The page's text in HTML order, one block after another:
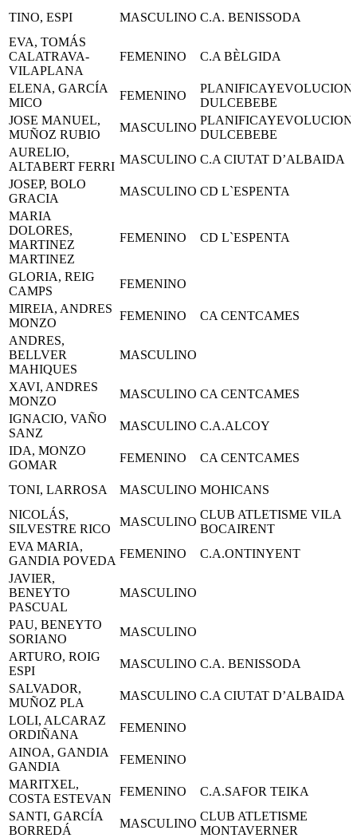
TINO, ESPI MASCULINO C.A. BENISSODA
EVA, TOMÁS
CALATRAVA-
VILAPLANA
FEMENINO C.A BÈLGIDA
ELENA, GARCÍA
MICO
FEMENINO
DULCEBEBE
JOSE MANUEL,
MUÑOZ RUBIO
MASCULINO
DULCEBEBE
AURELIO,
ALTABERT FERRI
MASCULINO C.A CIUTAT D’ALBAIDA
JOSEP, BOLO
GRACIA
MASCULINO CD L`ESPENTA
MARIA
DOLORES,
MARTINEZ
MARTINEZ
FEMENINO CD L`ESPENTA
GLORIA, REIG
CAMPS
FEMENINO
MIREIA, ANDRES
MONZO
FEMENINO
CA CENTCAMES
ANDRES,
BELLVER
MAHIQUES
MASCULINO
XAVI, ANDRES
MONZO
MASCULINO CA CENTCAMES
IGNACIO, VAÑO
SANZ
MASCULINO C.A.ALCOY
IDA, MONZO
GOMAR
FEMENINO CA CENTCAMES
TONI, LARROSA MASCULINO MOHICANS
NICOLÁS,
SILVESTRE RICO
MASCULINO
CLUB ATLETISME VILA
BOCAIRENT
EVA MARIA,
GANDIA POVEDA
FEMENINO
C.A.ONTINYENT
JAVIER,
BENEYTO
PASCUAL
MASCULINO
PAU, BENEYTO
SORIANO
MASCULINO
ARTURO, ROIG
ESPI
MASCULINO C.A. BENISSODA
SALVADOR,
MUÑOZ PLA
MASCULINO C.A CIUTAT D’ALBAIDA
LOLI, ALCARAZ
ORDIÑANA
FEMENINO
AINOA, GANDIA
GANDIA
FEMENINO
MARITXEL,
COSTA ESTEVAN
FEMENINO
C.A.SAFOR TEIKA
SANTI, GARCÍA
BORREDÁ
MASCULINO
CLUB ATLETISME
MONTAVERNER